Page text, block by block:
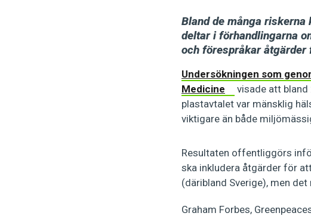
Bland de många
deltar i förhandlingarna
och förespråkar åtgärder
Undersökningen som
Medicine
visade att
plastavtalet var mänsklig
viktigare än både
Resultaten offentliggörs
ska inkludera åtgärder för
(däribland Sverige), men
Graham Forbes,